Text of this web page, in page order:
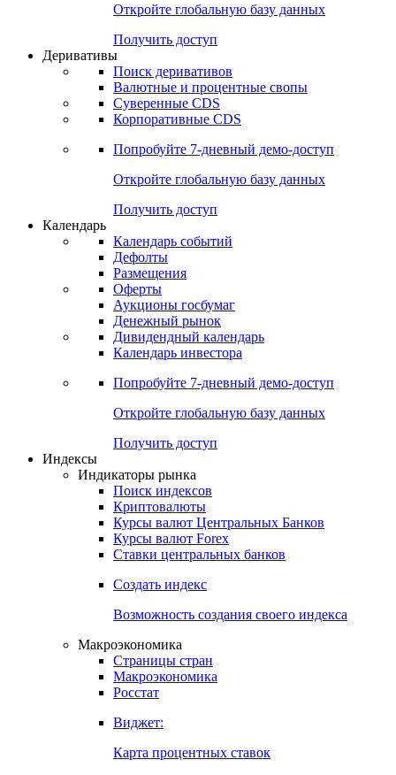
Откройте глобальную базу данных
Получить доступ
Деривативы
Поиск деривативов
Валютные и процентные свопы
Суверенные CDS
Корпоративные CDS
Попробуйте 7-дневный демо-доступ
Откройте глобальную базу данных
Получить доступ
Календарь
Календарь событий
Дефолты
Размещения
Оферты
Аукционы госбумаг
Денежный рынок
Дивидендный календарь
Календарь инвестора
Попробуйте 7-дневный демо-доступ
Откройте глобальную базу данных
Получить доступ
Индексы
Индикаторы рынка
Поиск индексов
Криптовалюты
Курсы валют Центральных Банков
Курсы валют Forex
Ставки центральных банков
Создать индекс
Возможность создания своего индекса
Макроэкономика
Страницы стран
Макроэкономика
Росстат
Виджет:
Карта процентных ставок